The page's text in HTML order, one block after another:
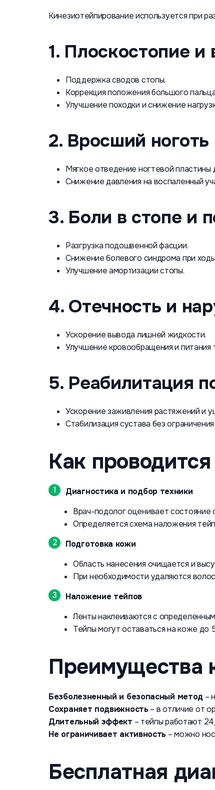
Кинезиотейпирование используется при
1. Плоскостопие
Поддержка сводов стопы.
Коррекция положения большого
Улучшение походки и снижение
2. Вросший ноготь
Мягкое отведение ногтевой пластины
Снижение давления на воспаленный
3. Боли в стопе и
Разгрузка подошвенной фасции.
Снижение болевого синдрома при
Улучшение амортизации стопы.
4. Отечность и
Ускорение вывода лишней жидкости.
Улучшение кровообращения и питания
5. Реабилитация
Ускорение заживления растяжений и
Стабилизация сустава без
Как
Диагностика и подбор техники
Врач-подолог оценивает состояние
Определяется схема наложения
Подготовка кожи
Область нанесения очищается и
При необходимости удаляются
Наложение тейпов
Ленты наклеиваются с
Тейпы могут оставаться на коже до
Преимущества
Безболезненный и безопасный метод –
Сохраняет подвижность– в отличие от
Длительный эффект – тейпы работают
Не ограничивает активность – можно
Бесплатная